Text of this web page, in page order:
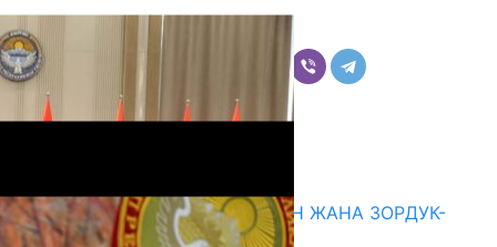
Комментарийлер
ГЕНДЕРДИК БАСМЫРЛООДОН ЖАНА ЗОРДУК-
ЗОМБУЛУКТАН КОРГОО